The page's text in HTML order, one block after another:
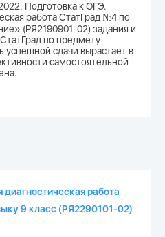
Подготовка к ОГЭ.
работа СтатГрад №4 по
(РЯ2190901-02) задания и
по предмету
успешной сдачи вырастает в
самостоятельной
работа
9 класс (РЯ2290101-02)